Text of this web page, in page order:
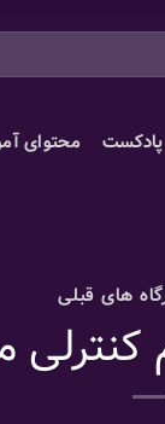
پادکست محتوای
های قبلی